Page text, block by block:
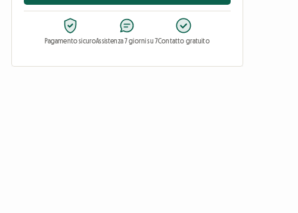
Pagamento sicuroAssistenza 7 giorni su 7Contatto gratuito